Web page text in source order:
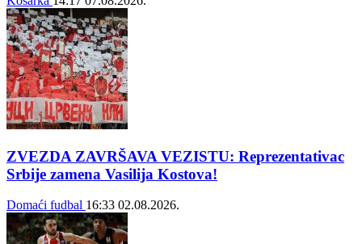
ZVEZDA ZAVRŠAVA VEZISTU: Reprezentativac
Srbije zamena Vasilija Kostova!
Domaći fudbal 16:33 02.08.2026.